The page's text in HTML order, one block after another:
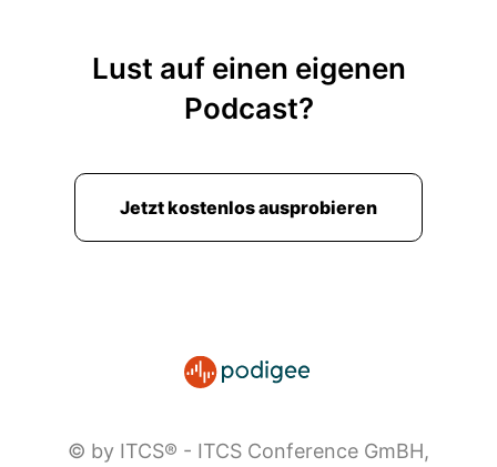
Lust auf einen eigenen
Podcast?
Jetzt kostenlos ausprobieren
© by ITCS® - ITCS Conference GmBH,